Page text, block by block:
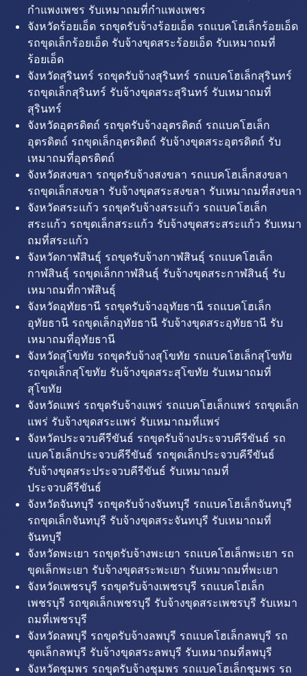
กำแพงเพชร รับเหมาถมที่กำแพงเพชร
จังหวัดร้อยเอ็ด รถขุดรับจ้างร้อยเอ็ด รถแบคโฮเล็กร้อยเอ็ด
รถขุดเล็กร้อยเอ็ด รับจ้างขุดสระร้อยเอ็ด รับเหมาถมที่
ร้อยเอ็ด
จังหวัดสุรินทร์ รถขุดรับจ้างสุรินทร์ รถแบคโฮเล็กสุรินทร์
รถขุดเล็กสุรินทร์ รับจ้างขุดสระสุรินทร์ รับเหมาถมที่
สุรินทร์
จังหวัดอุตรดิตถ์ รถขุดรับจ้างอุตรดิตถ์ รถแบคโฮเล็ก
อุตรดิตถ์ รถขุดเล็กอุตรดิตถ์ รับจ้างขุดสระอุตรดิตถ์ รับ
เหมาถมที่อุตรดิตถ์
จังหวัดสงขลา รถขุดรับจ้างสงขลา รถแบคโฮเล็กสงขลา
รถขุดเล็กสงขลา รับจ้างขุดสระสงขลา รับเหมาถมที่สงขลา
จังหวัดสระแก้ว รถขุดรับจ้างสระแก้ว รถแบคโฮเล็ก
สระแก้ว รถขุดเล็กสระแก้ว รับจ้างขุดสระสระแก้ว รับเหมา
ถมที่สระแก้ว
จังหวัดกาฬสินธุ์ รถขุดรับจ้างกาฬสินธุ์ รถแบคโฮเล็ก
กาฬสินธุ์ รถขุดเล็กกาฬสินธุ์ รับจ้างขุดสระกาฬสินธุ์ รับ
เหมาถมที่กาฬสินธุ์
จังหวัดอุทัยธานี รถขุดรับจ้างอุทัยธานี รถแบคโฮเล็ก
อุทัยธานี รถขุดเล็กอุทัยธานี รับจ้างขุดสระอุทัยธานี รับ
เหมาถมที่อุทัยธานี
จังหวัดสุโขทัย รถขุดรับจ้างสุโขทัย รถแบคโฮเล็กสุโขทัย
รถขุดเล็กสุโขทัย รับจ้างขุดสระสุโขทัย รับเหมาถมที่
สุโขทัย
จังหวัดแพร่ รถขุดรับจ้างแพร่ รถแบคโฮเล็กแพร่ รถขุดเล็ก
แพร่ รับจ้างขุดสระแพร่ รับเหมาถมที่แพร่
จังหวัดประจวบคีรีขันธ์ รถขุดรับจ้างประจวบคีรีขันธ์ รถ
แบคโฮเล็กประจวบคีรีขันธ์ รถขุดเล็กประจวบคีรีขันธ์
รับจ้างขุดสระประจวบคีรีขันธ์ รับเหมาถมที่
ประจวบคีรีขันธ์
จังหวัดจันทบุรี รถขุดรับจ้างจันทบุรี รถแบคโฮเล็กจันทบุรี
รถขุดเล็กจันทบุรี รับจ้างขุดสระจันทบุรี รับเหมาถมที่
จันทบุรี
จังหวัดพะเยา รถขุดรับจ้างพะเยา รถแบคโฮเล็กพะเยา รถ
ขุดเล็กพะเยา รับจ้างขุดสระพะเยา รับเหมาถมที่พะเยา
จังหวัดเพชรบุรี รถขุดรับจ้างเพชรบุรี รถแบคโฮเล็ก
เพชรบุรี รถขุดเล็กเพชรบุรี รับจ้างขุดสระเพชรบุรี รับเหมา
ถมที่เพชรบุรี
จังหวัดลพบุรี รถขุดรับจ้างลพบุรี รถแบคโฮเล็กลพบุรี รถ
ขุดเล็กลพบุรี รับจ้างขุดสระลพบุรี รับเหมาถมที่ลพบุรี
จังหวัดชุมพร รถขุดรับจ้างชุมพร รถแบคโฮเล็กชุมพร รถ